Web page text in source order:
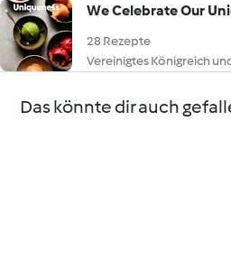
We Celebrate Our
28 Rezepte
Vereinigtes Königreich
Das könnte dir auch